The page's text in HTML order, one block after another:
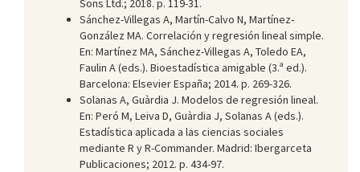
Sánchez-Villegas A, Martín-Calvo N, Martínez-
González MA. Correlación y regresión lineal simple.
En: Martínez MA, Sánchez-Villegas A, Toledo EA,
Faulin A (eds.). Bioestadística amigable (3.ª ed.).
Barcelona: Elsevier España; 2014. p. 269-326.
Solanas A, Guàrdia J. Modelos de regresión lineal.
En: Peró M, Leiva D, Guàrdia J, Solanas A (eds.).
Estadística aplicada a las ciencias sociales
mediante R y R-Commander. Madrid: Ibergarceta
Publicaciones; 2012. p. 434-97.